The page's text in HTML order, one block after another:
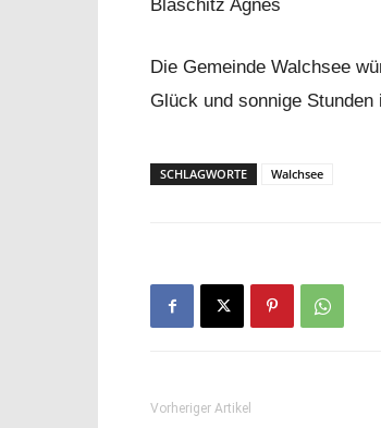
Blaschitz Agnes
Die Gemeinde Walchsee
Glück und sonnige
SCHLAGWORTE Walchsee
Vorheriger Artikel